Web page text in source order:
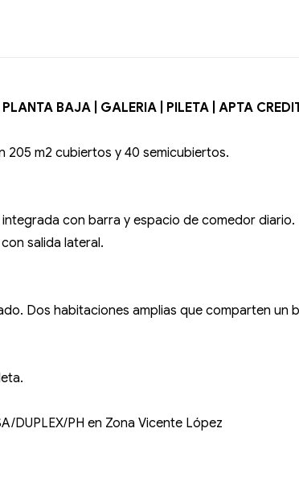
BAJA | GALERIA | PILETA | APTA
205 m2 cubiertos y 40 semicubiertos.
con barra y espacio de comedor
salida lateral.
Dos habitaciones amplias que comparten un
DUPLEX/PH en Zona Vicente López